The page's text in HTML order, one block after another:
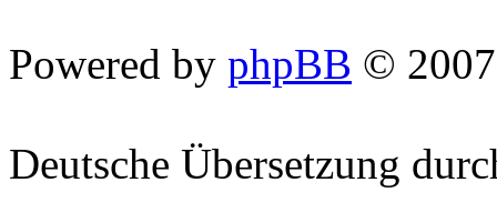
Powered by phpBB ©
Deutsche Übersetzung